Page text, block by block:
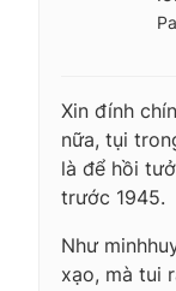
Xin đính
nữa, tụi
là để hồi
trước 1945.
Như
xạo, mà tui